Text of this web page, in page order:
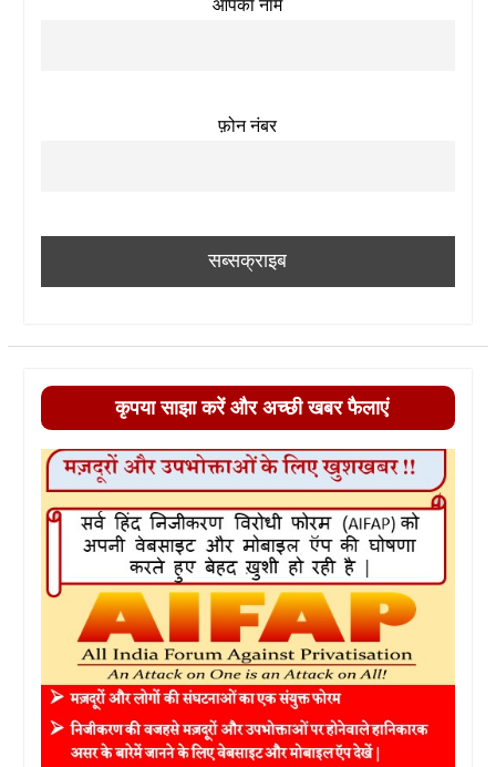
आपका नाम
फ़ोन नंबर
कृपया साझा करें और अच्छी खबर फैलाएं